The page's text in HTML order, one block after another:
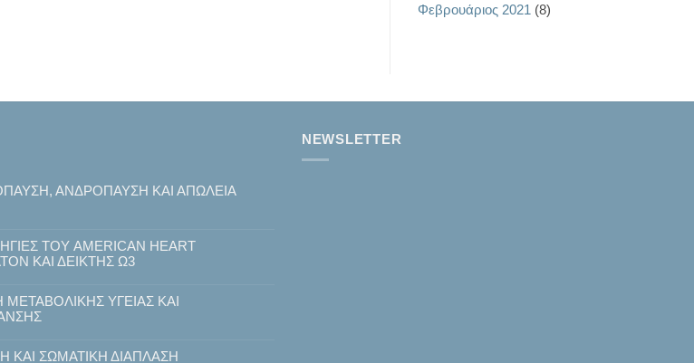
Φεβρουάριος 2021 (8)
ΑΝΔΡΟΠΑΥΣΗ ΚΑΙ ΑΠΩΛΕΙΑ
ΤΟΥ AMERICAN HEART
ΚΑΙ ΔΕΙΚΤΗΣ Ω3
ΥΓΕΙΑΣ ΚΑΙ
ΚΑΙ ΣΩΜΑΤΙΚΗ ΔΙΑΠΛΑΣΗ
NEWSLETTER